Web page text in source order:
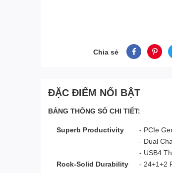
Chia sẻ
ĐẶC ĐIỂM NỔI BẬT
BẢNG THÔNG SỐ CHI TIẾT:
Superb Productivity
- PCIe
- Dual
- USB4
Rock-Solid Durability
- 24+1+2